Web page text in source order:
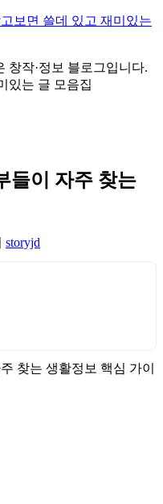
보면 쓸데 있고 재미있는
창작·정보 블로그입니다.
있는 글 모음집
들이 자주 찾는
storyjd